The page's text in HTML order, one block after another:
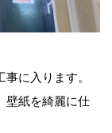
に入ります。
壁紙を綺麗に仕